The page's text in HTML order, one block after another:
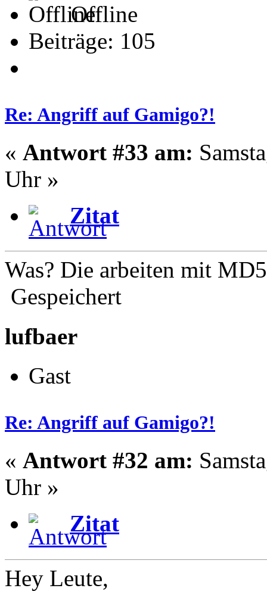
Offline
Beiträge: 105
Re: Angriff auf Gamigo?!
« Antwort #33 am:
Uhr »
Zitat
Was? Die arbeiten mit
Gespeichert
lufbaer
Gast
Re: Angriff auf Gamigo?!
« Antwort #32 am:
Uhr »
Zitat
Hey Leute,